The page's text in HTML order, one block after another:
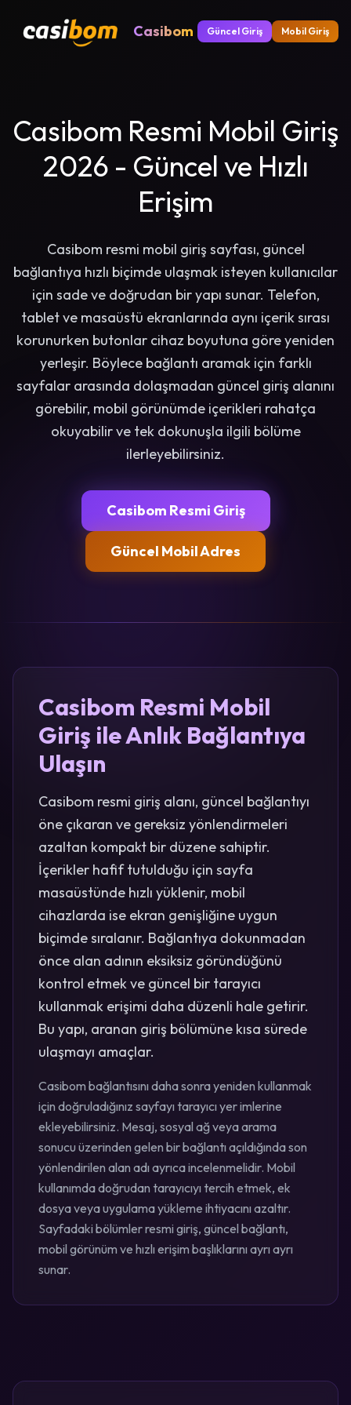
Casibom Güncel Giriş Mobil Giriş
Casibom Resmi Mobil Giriş
2026 - Güncel ve Hızlı
Erişim
Casibom resmi mobil giriş sayfası, güncel
bağlantıya hızlı biçimde ulaşmak isteyen kullanıcılar
için sade ve doğrudan bir yapı sunar. Telefon,
tablet ve masaüstü ekranlarında aynı içerik sırası
korunurken butonlar cihaz boyutuna göre yeniden
yerleşir. Böylece bağlantı aramak için farklı
sayfalar arasında dolaşmadan güncel giriş alanını
görebilir, mobil görünümde içerikleri rahatça
okuyabilir ve tek dokunuşla ilgili bölüme
ilerleyebilirsiniz.
Casibom Resmi Giriş
Güncel Mobil Adres
Casibom Resmi Mobil
Giriş ile Anlık Bağlantıya
Ulaşın
Casibom resmi giriş alanı, güncel bağlantıyı
öne çıkaran ve gereksiz yönlendirmeleri
azaltan kompakt bir düzene sahiptir.
İçerikler hafif tutulduğu için sayfa
masaüstünde hızlı yüklenir, mobil
cihazlarda ise ekran genişliğine uygun
biçimde sıralanır. Bağlantıya dokunmadan
önce alan adının eksiksiz göründüğünü
kontrol etmek ve güncel bir tarayıcı
kullanmak erişimi daha düzenli hale getirir.
Bu yapı, aranan giriş bölümüne kısa sürede
ulaşmayı amaçlar.
Casibom bağlantısını daha sonra yeniden kullanmak
için doğruladığınız sayfayı tarayıcı yer imlerine
ekleyebilirsiniz. Mesaj, sosyal ağ veya arama
sonucu üzerinden gelen bir bağlantı açıldığında son
yönlendirilen alan adı ayrıca incelenmelidir. Mobil
kullanımda doğrudan tarayıcıyı tercih etmek, ek
dosya veya uygulama yükleme ihtiyacını azaltır.
Sayfadaki bölümler resmi giriş, güncel bağlantı,
mobil görünüm ve hızlı erişim başlıklarını ayrı ayrı
sunar.